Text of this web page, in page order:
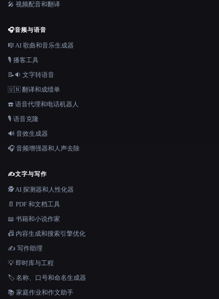
🎤 视频配音和翻译
🎧音频与语音
🎼 AI 歌曲和音乐生成器
🎙️ 播客工具
📝🔉 文字转语音
🇺🇳 翻译和成绩单
☎️ 语音代理和电话机器人
🎙️ 语音克隆
🔊 音效生成器
🎧 音频增强器和人声去除
✍️文字与写作
🕵️ AI 探测器和人性化器
📄 PDF 和文档工具
📖 书籍和小说作家
📠 内容生成和搜索引擎优化
✍️ 写作助理
💡 即时库与工程
🏷️ 名称、口号和命名生成器
📚 家庭作业和作文助手